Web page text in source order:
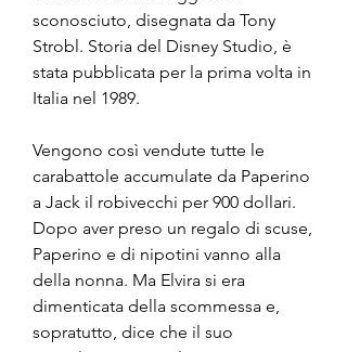
sconosciuto, disegnata da Tony
Strobl. Storia del Disney Studio, è
stata pubblicata per la prima volta in
Italia nel 1989.
Vengono così vendute tutte le
carabattole accumulate da Paperino
a Jack il robivecchi per 900 dollari.
Dopo aver preso un regalo di scuse,
Paperino e di nipotini vanno alla
della nonna. Ma Elvira si era
dimenticata della scommessa e,
sopratutto, dice che il suo